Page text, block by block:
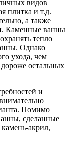
видов
плитка и т.д.
а также
Каменные ванны
тепло
Однако
ухода, чем
остальных
и
Помимо
сделанные
акрил,